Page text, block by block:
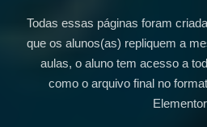
Todas essas páginas foram
que os alunos(as) repliquem a
aulas, o aluno tem acesso a
como o arquivo final no